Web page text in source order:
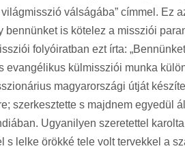
válságába” címmel. Ez
is kötelez a missziói
folyóiratban ezt írta:
külmissziói munka
magyarországi útját
szerkesztette s majdnem egyedül
Ugyanilyen szeretettel
lelke örökké tele volt tervekkel a